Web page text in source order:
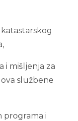
i mišljenja za
službene
programa i